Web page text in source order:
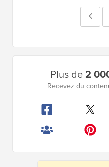
Plus de2
Recevez du